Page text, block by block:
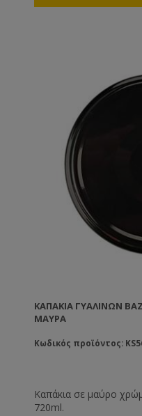
σκοτώσει τις άλλες.
ΚΑΠΆΚΙΑ ΓΥΆΛΙΝΩΝ
ΜΑΥΡΑ
Κωδικός προϊόντος:
Καπάκια σε μαύρο
720ml.